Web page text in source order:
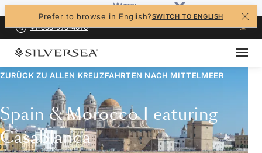
Prefer to browse in English?SWITCH TO ENGLISH
+1-888-978-4070
ZURÜCK ZU ALLEN KREUZFAHRTEN NACH MITTELMEER
Spain & Morocco Featuring
Casablanca